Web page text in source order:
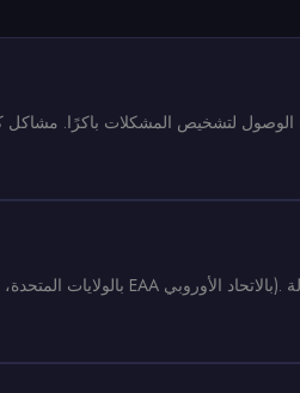
لتشخيص المشكلات باكرًا. مشاكل